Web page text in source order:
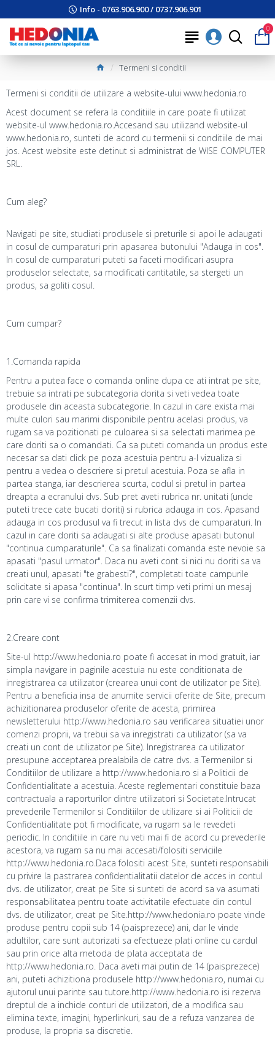
Info - 0763.906.900 / 0737.906.901
0
Termeni si conditii
Termeni si conditii de utilizare a website-ului www.hedonia.ro
Acest document se refera la conditiile in care poate fi utilizat
website-ul www.hedonia.ro.Accesand sau utilizand website-ul
www.hedonia.ro, sunteti de acord cu termenii si conditiile de mai
jos. Acest website este detinut si administrat de WISE COMPUTER
SRL.
Cum aleg?
Navigati pe site, studiati produsele si preturile si apoi le adaugati
in cosul de cumparaturi prin apasarea butonului "Adauga in cos".
In cosul de cumparaturi puteti sa faceti modificari asupra
produselor selectate, sa modificati cantitatile, sa stergeti un
produs, sa goliti cosul.
Cum cumpar?
1.Comanda rapida
Pentru a putea face o comanda online dupa ce ati intrat pe site,
trebuie sa intrati pe subcategoria dorita si veti vedea toate
produsele din aceasta subcategorie. In cazul in care exista mai
multe culori sau marimi disponibile pentru acelasi produs, va
rugam sa va pozitionati pe culoarea si sa selectati marimea pe
care doriti sa o comandati. Ca sa puteti comanda un produs este
necesar sa dati click pe poza acestuia pentru a-l vizualiza si
pentru a vedea o descriere si pretul acestuia. Poza se afla in
partea stanga, iar descrierea scurta, codul si pretul in partea
dreapta a ecranului dvs. Sub pret aveti rubrica nr. unitati (unde
puteti trece cate bucati doriti) si rubrica adauga in cos. Apasand
adauga in cos produsul va fi trecut in lista dvs de cumparaturi. In
cazul in care doriti sa adaugati si alte produse apasati butonul
"continua cumparaturile". Ca sa finalizati comanda este nevoie sa
apasati "pasul urmator". Daca nu aveti cont si nici nu doriti sa va
creati unul, apasati "te grabesti?", completati toate campurile
solicitate si apasa "continua". In scurt timp veti primi un mesaj
prin care vi se confirma trimiterea comenzii dvs.
2.Creare cont
Site-ul http://www.hedonia.ro poate fi accesat in mod gratuit, iar
simpla navigare in paginile acestuia nu este conditionata de
inregistrarea ca utilizator (crearea unui cont de utilizator pe Site).
Pentru a beneficia insa de anumite servicii oferite de Site, precum
achizitionarea produselor oferite de acesta, primirea
newsletterului http://www.hedonia.ro sau verificarea situatiei unor
comenzi proprii, va trebui sa va inregistrati ca utilizator (sa va
creati un cont de utilizator pe Site). Inregistrarea ca utilizator
presupune acceptarea prealabila de catre dvs. a Termenilor si
Conditiilor de utilizare a http://www.hedonia.ro si a Politicii de
Confidentialitate a acestuia. Aceste reglementari constituie baza
contractuala a raporturilor dintre utilizatori si Societate.Intrucat
prevederile Termenilor si Conditiilor de utilizare si ai Politicii de
Confidentialitate pot fi modificate, va rugam sa le revedeti
periodic. In conditiile in care nu veti mai fi de acord cu prevederile
acestora, va rugam sa nu mai accesati/folositi serviciile
http://www.hedonia.ro.Daca folositi acest Site, sunteti responsabili
cu privire la pastrarea confidentialitatii datelor de acces in contul
dvs. de utilizator, creat pe Site si sunteti de acord sa va asumati
responsabilitatea pentru toate activitatile efectuate din contul
dvs. de utilizator, creat pe Site.http://www.hedonia.ro poate vinde
produse pentru copii sub 14 (paisprezece) ani, dar le vinde
adultilor, care sunt autorizati sa efectueze plati online cu cardul
sau prin orice alta metoda de plata acceptata de
http://www.hedonia.ro. Daca aveti mai putin de 14 (paisprezece)
ani, puteti achizitiona produsele http://www.hedonia.ro, numai cu
ajutorul unui parinte sau tutore.http://www.hedonia.ro isi rezerva
dreptul de a inchide conturi de utilizatori, de a modifica sau
elimina texte, imagini, hyperlinkuri, sau de a refuza vanzarea de
produse, la propria sa discretie.